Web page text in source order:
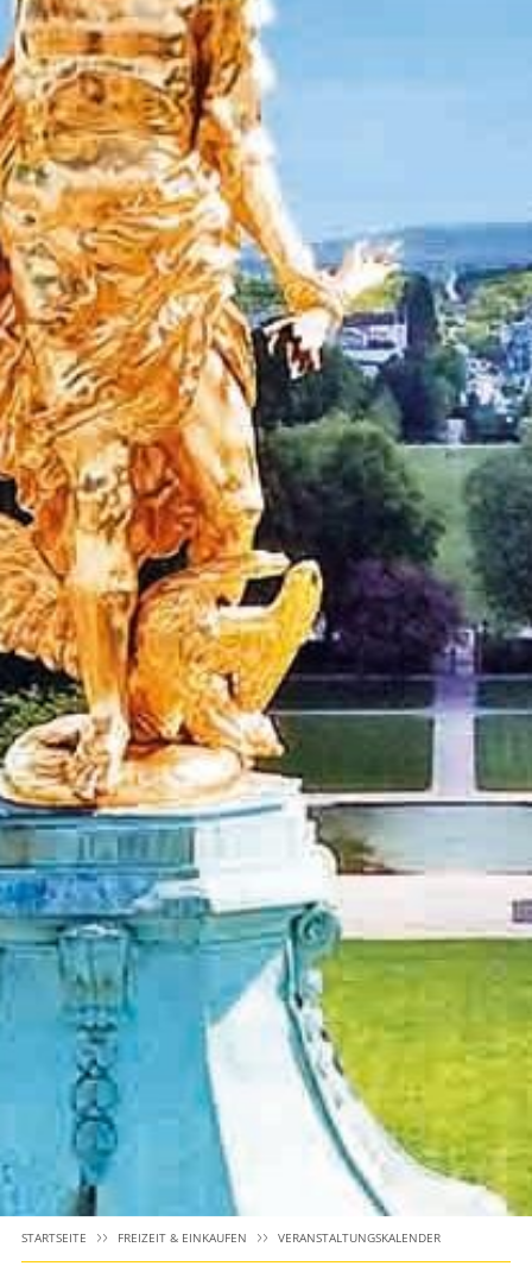
STARTSEITE FREIZEIT & EINKAUFEN VERANSTALTUNGSKALENDER